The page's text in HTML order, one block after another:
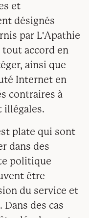
et
désignés
par L'Apathie
tout accord en
ainsi que
Internet en
contraires à
illégales.
plate qui sont
dans des
politique
être
du service et
des cas